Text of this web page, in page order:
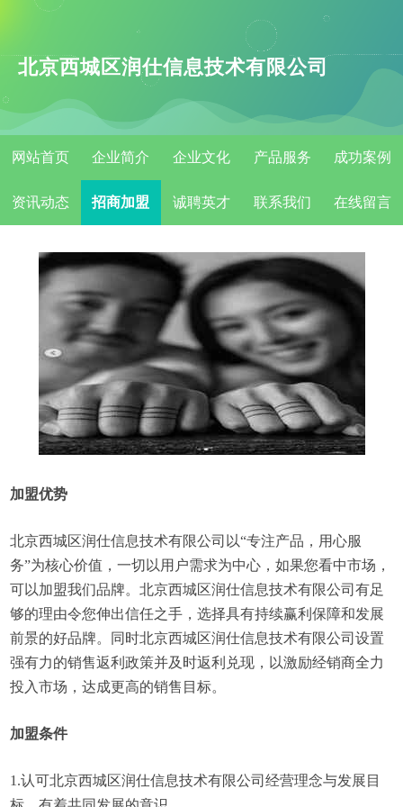
北京西城区润仕信息技术有限公司
网站首页 企业简介 企业文化 产品服务 成功案例
资讯动态 招商加盟 诚聘英才 联系我们 在线留言
加盟优势
北京西城区润仕信息技术有限公司以“专注产品，用心服
务”为核心价值，一切以用户需求为中心，如果您看中市场，
可以加盟我们品牌。北京西城区润仕信息技术有限公司有足
够的理由令您伸出信任之手，选择具有持续赢利保障和发展
前景的好品牌。同时北京西城区润仕信息技术有限公司设置
强有力的销售返利政策并及时返利兑现，以激励经销商全力
投入市场，达成更高的销售目标。
加盟条件
1.认可北京西城区润仕信息技术有限公司经营理念与发展目